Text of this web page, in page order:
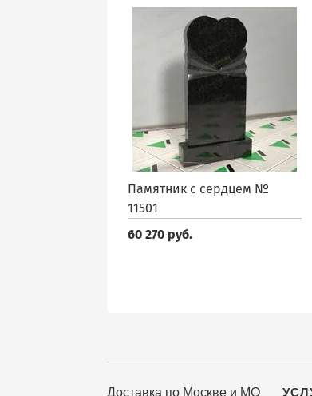
Памятник с сердцем №
11501
60 270 руб.
Доставка по Москве и МО